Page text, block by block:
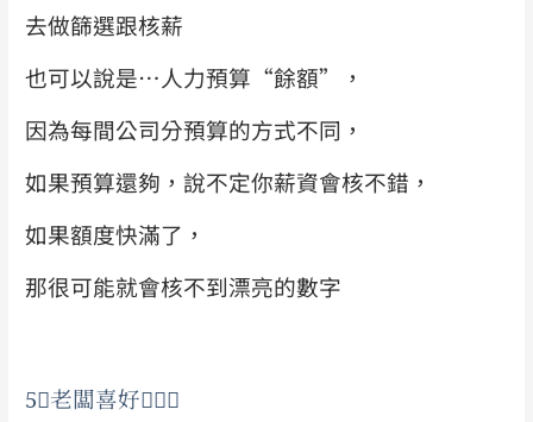
去做篩選跟核薪
也可以說是…人力預算“餘額”，
因為每間公司分預算的方式不同，
如果預算還夠，說不定你薪資會核不錯，
如果額度快滿了，
那很可能就會核不到漂亮的數字
5⃣老闆喜好🤦🏻‍♀️